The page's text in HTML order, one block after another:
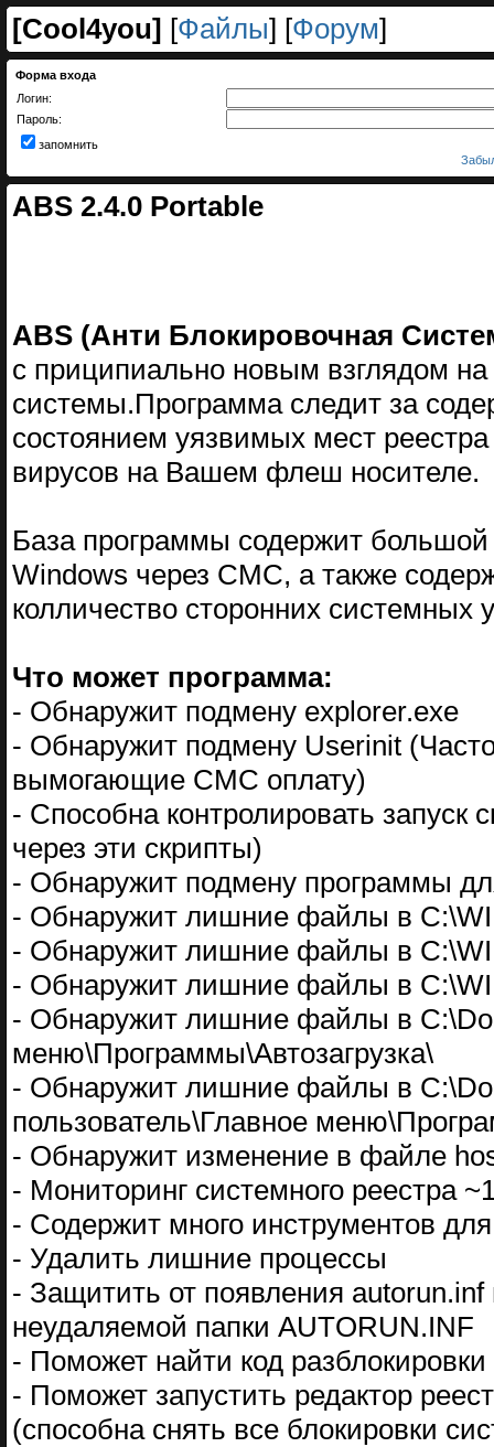
[Cool4you] [Файлы] [Форум]
Форма входа
Логин:
Пароль:
запомнить
ABS 2.4.0 Portable
ABS (Анти Блокировочная
с приципиально новым взглядом
системы.Программа следит за
состоянием уязвимых мест
вирусов на Вашем флеш носителе.
База программы содержит большой
Windows через СМС, а также
колличество сторонних системных
Что может программа:
- Обнаружит подмену explorer.exe
- Обнаружит подмену Userinit
вымогающие СМС оплату)
- Способна контролировать запуск
через эти скрипты)
- Обнаружит подмену программы
- Обнаружит лишние файлы в
- Обнаружит лишние файлы в
- Обнаружит лишние файлы в
- Обнаружит лишние файлы в
меню\Программы\Автозагрузка\
- Обнаружит лишние файлы в
пользователь\Главное
- Обнаружит изменение в файле
- Мониторинг системного реестра
- Содержит много инструментов
- Удалить лишние процессы
- Защитить от появления
неудаляемой папки AUTORUN.INF
- Поможет найти код
- Поможет запустить редактор
(способна снять все блокировки